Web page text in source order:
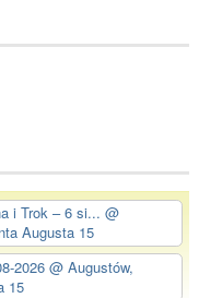
i Trok – 6 si... @
Augusta 15
2026 @ Augustów,
15